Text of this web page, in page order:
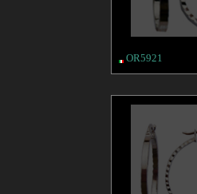
OR5921